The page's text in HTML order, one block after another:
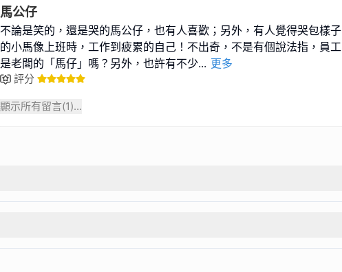
馬公仔
不論是笑的，還是哭的馬公仔，也有人喜歡；另外，有人覺得哭包樣子
的小馬像上班時，工作到疲累的自己！不出奇，不是有個說法指，員工
是老闆的「馬仔」嗎？另外，也許有不少... 更多
評分
顯示所有留言(1)...